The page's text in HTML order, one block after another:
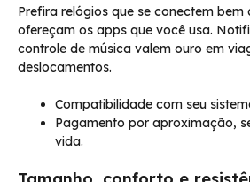
Prefira relógios que se conectem bem
ofereçam os apps que você usa.
controle de música valem ouro em
deslocamentos.
Compatibilidade com seu
Pagamento por aproximação,
vida.